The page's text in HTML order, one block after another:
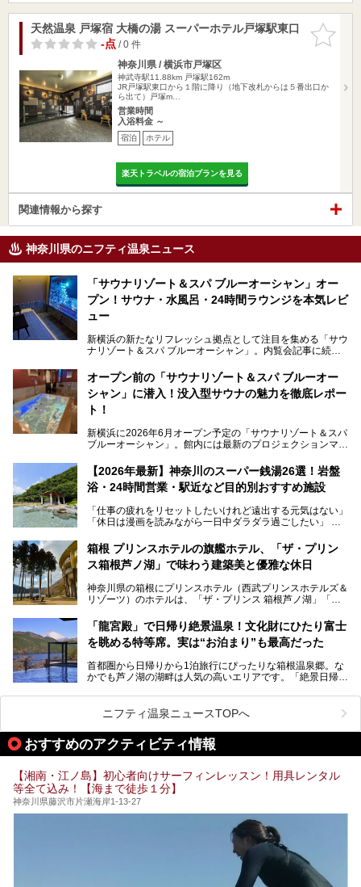
お気に入
りに追加
天然温泉 戸塚宿 大橋の湯 スーパーホテル戸塚駅東口
-点/ 0 件
神奈川県 / 横浜市戸塚区
神武寺駅11.88km 戸塚駅162m
JR戸塚駅東口から１階に降り（地下改札からは５番出口か
ら出て）戸塚m…
営業時間
入浴料金 ～
宿泊 ホテル
楽天トラベルの宿泊プランを見る
関連情報から探す
神奈川県のニフティ温泉ニュース
「サウナリゾート＆スパ ブルーオーシャン」オー
プン！サウナ・水風呂・24時間ラウンジを本気レビ
ュー
新横浜の新たなリフレッシュ拠点として注目を集める「サウ
ナリゾート＆スパ ブルーオーシャン」。内覧会記事に続
す。サウナや水風呂の気持ちよさはもちろん、リラックスス
ペースの過ごしやすさまで徹底チェック。新横浜エリアで日
常の疲れをリセットしたい人、ライブやスポーツ観戦遠征組
は必見です。
オープン前の「サウナリゾート＆スパ ブルーオー
シャン」に潜入！没入型サウナの魅力を徹底レポー
ト！
新横浜に2026年6月オープン予定の「サウナリゾート＆スパ
ブルーオーシャン」。館内には最新のプロジェクションマッ
的な“没入感（イマーシブ）”を体験できます。
今回は、そんな大注目の施設に一足先にお邪魔し、その全貌
を見学させていただきました！
サウナ室の中に咲き誇る桜、魚たちが泳ぐ水風呂、そしてバ
リのビーチを思わせる休憩スペース…。驚きの連続だった館
内の様子をレポートします！
【2026年最新】神奈川のスーパー銭湯26選！岩盤
浴・24時間営業・駅近など目的別おすすめ施設
「仕事の疲れをリセットしたいけれど遠出する元気はない」
「休日は漫画を読みながら一日中ダラダラ過ごしたい」
たい」
そんな「癒やされたい」という願いを叶えてくれるのが、神
神奈川県には、サウナや岩盤浴、一日中遊べるエンタメ施設
など、“非日常”を味わえるスーパー銭湯が数多く揃っていま
う」という人も多いはず。
そこで今回は、神奈川県内の人気施設26選を「安さ」「岩
業」「駅近」など、目的別に厳選して紹介します。
今の気分にぴったりの施設を見つけて、最高のリフレッシュ
箱根 プリンスホテルの旗艦ホテル、「ザ・プリン
ス箱根芦ノ湖」で味わう建築美と優雅な休日
神奈川県の箱根にプリンスホテル（西武プリンスホテルズ＆
リゾーツ）のホテルは、「ザ・プリンス 箱根芦ノ湖」「芦
「箱根仙石原プリンスホテル」と4軒あり、今回ご紹介する
「ザ・プリンス 箱根芦ノ湖」は、その中でもフラッグシッ
プ（旗艦）に位置づけられる特別なホテルです。
昭和の日本を代表する建築家の一人、村野藤吾が芦ノ湖の畔
に建てた桃源郷のようなホテルがここ。自家源泉の温泉や、
提供元：株式会社西武・プリンスホテルズワールドワイド
【PR】
この記事はザ・プリンス 箱根芦ノ湖のPR記事です。
「龍宮殿」で日帰り絶景温泉！文化財にひたり富士
を眺める特等席。実は“お泊まり”も最高だった
首都圏から日帰りから1泊旅行にぴったりな箱根温泉郷。な
かでも芦ノ湖の湖畔は人気の高いエリアです。「絶景日帰り
が楽しめるまさに眺望自慢の日帰り温泉。
そしてここは全24室の「箱根 芦ノ湖畔蛸川温泉 龍宮殿」と
して宿泊もできます。宿泊者は「龍宮殿本館」の営業時間に
加えて、朝6時からの宿泊者専用時間帯にも「龍宮殿本館」
のお風呂が利用できます。
今回は日帰り温泉としての「絶景日帰り温泉 龍宮殿本館
（以下、龍宮殿本館）」と、旅館としての「箱根 芦ノ湖畔
蛸川温泉 龍宮殿（以下、龍宮殿）」の両方の魅力をたっぷ
りお伝えします！
ここは箱根神社、九頭龍神社、白龍神社、箱根元宮と箱根の
4つの神社に囲まれたパワースポットです。
提供元：株式会社西武・プリンスホテルズワールドワイド
ニフティ温泉ニュースTOPへ
おすすめのアクティビティ情報
【湘南・江ノ島】初心者向けサーフィンレッスン！用具レンタル
等全て込み！【海まで徒歩１分】
神奈川県藤沢市片瀬海岸1-13-27